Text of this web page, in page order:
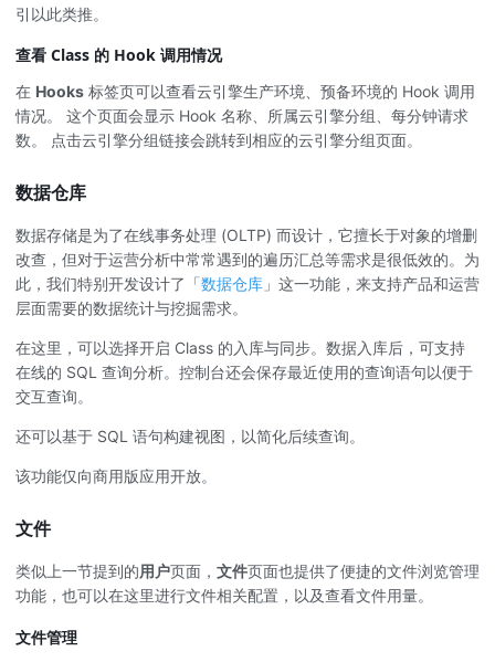
引以此类推。
查看 Class 的 Hook 调用情况
在 Hooks 标签页可以查看云引擎生产环境、预备环境的 Hook 调用
情况。 这个页面会显示 Hook 名称、所属云引擎分组、每分钟请求
数。 点击云引擎分组链接会跳转到相应的云引擎分组页面。
数据仓库
数据存储是为了在线事务处理 (OLTP) 而设计，它擅长于对象的增删
改查，但对于运营分析中常常遇到的遍历汇总等需求是很低效的。为
此，我们特别开发设计了「数据仓库 」这一功能，来支持产品和运营
层面需要的数据统计与挖掘需求。
在这里，可以选择开启 Class 的入库与同步。数据入库后，可支持
在线的 SQL 查询分析。控制台还会保存最近使用的查询语句以便于
交互查询。
还可以基于 SQL 语句构建视图，以简化后续查询。
该功能仅向商用版应用开放。
文件
类似上一节提到的用户页面， 文件页面也提供了便捷的文件浏览管理
功能，也可以在这里进行文件相关配置，以及查看文件用量。
文件管理